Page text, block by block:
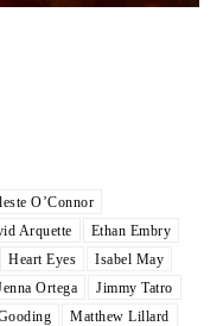
O’Connor
Arquette
Ethan Embry
Heart Eyes
Isabel May
Ortega
Jimmy Tatro
Matthew Lillard